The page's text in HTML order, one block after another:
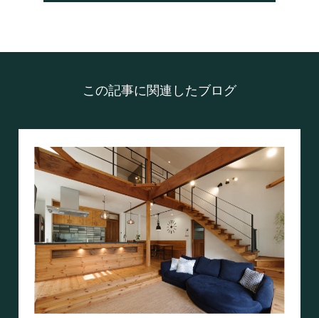
この記事に関連したブログ